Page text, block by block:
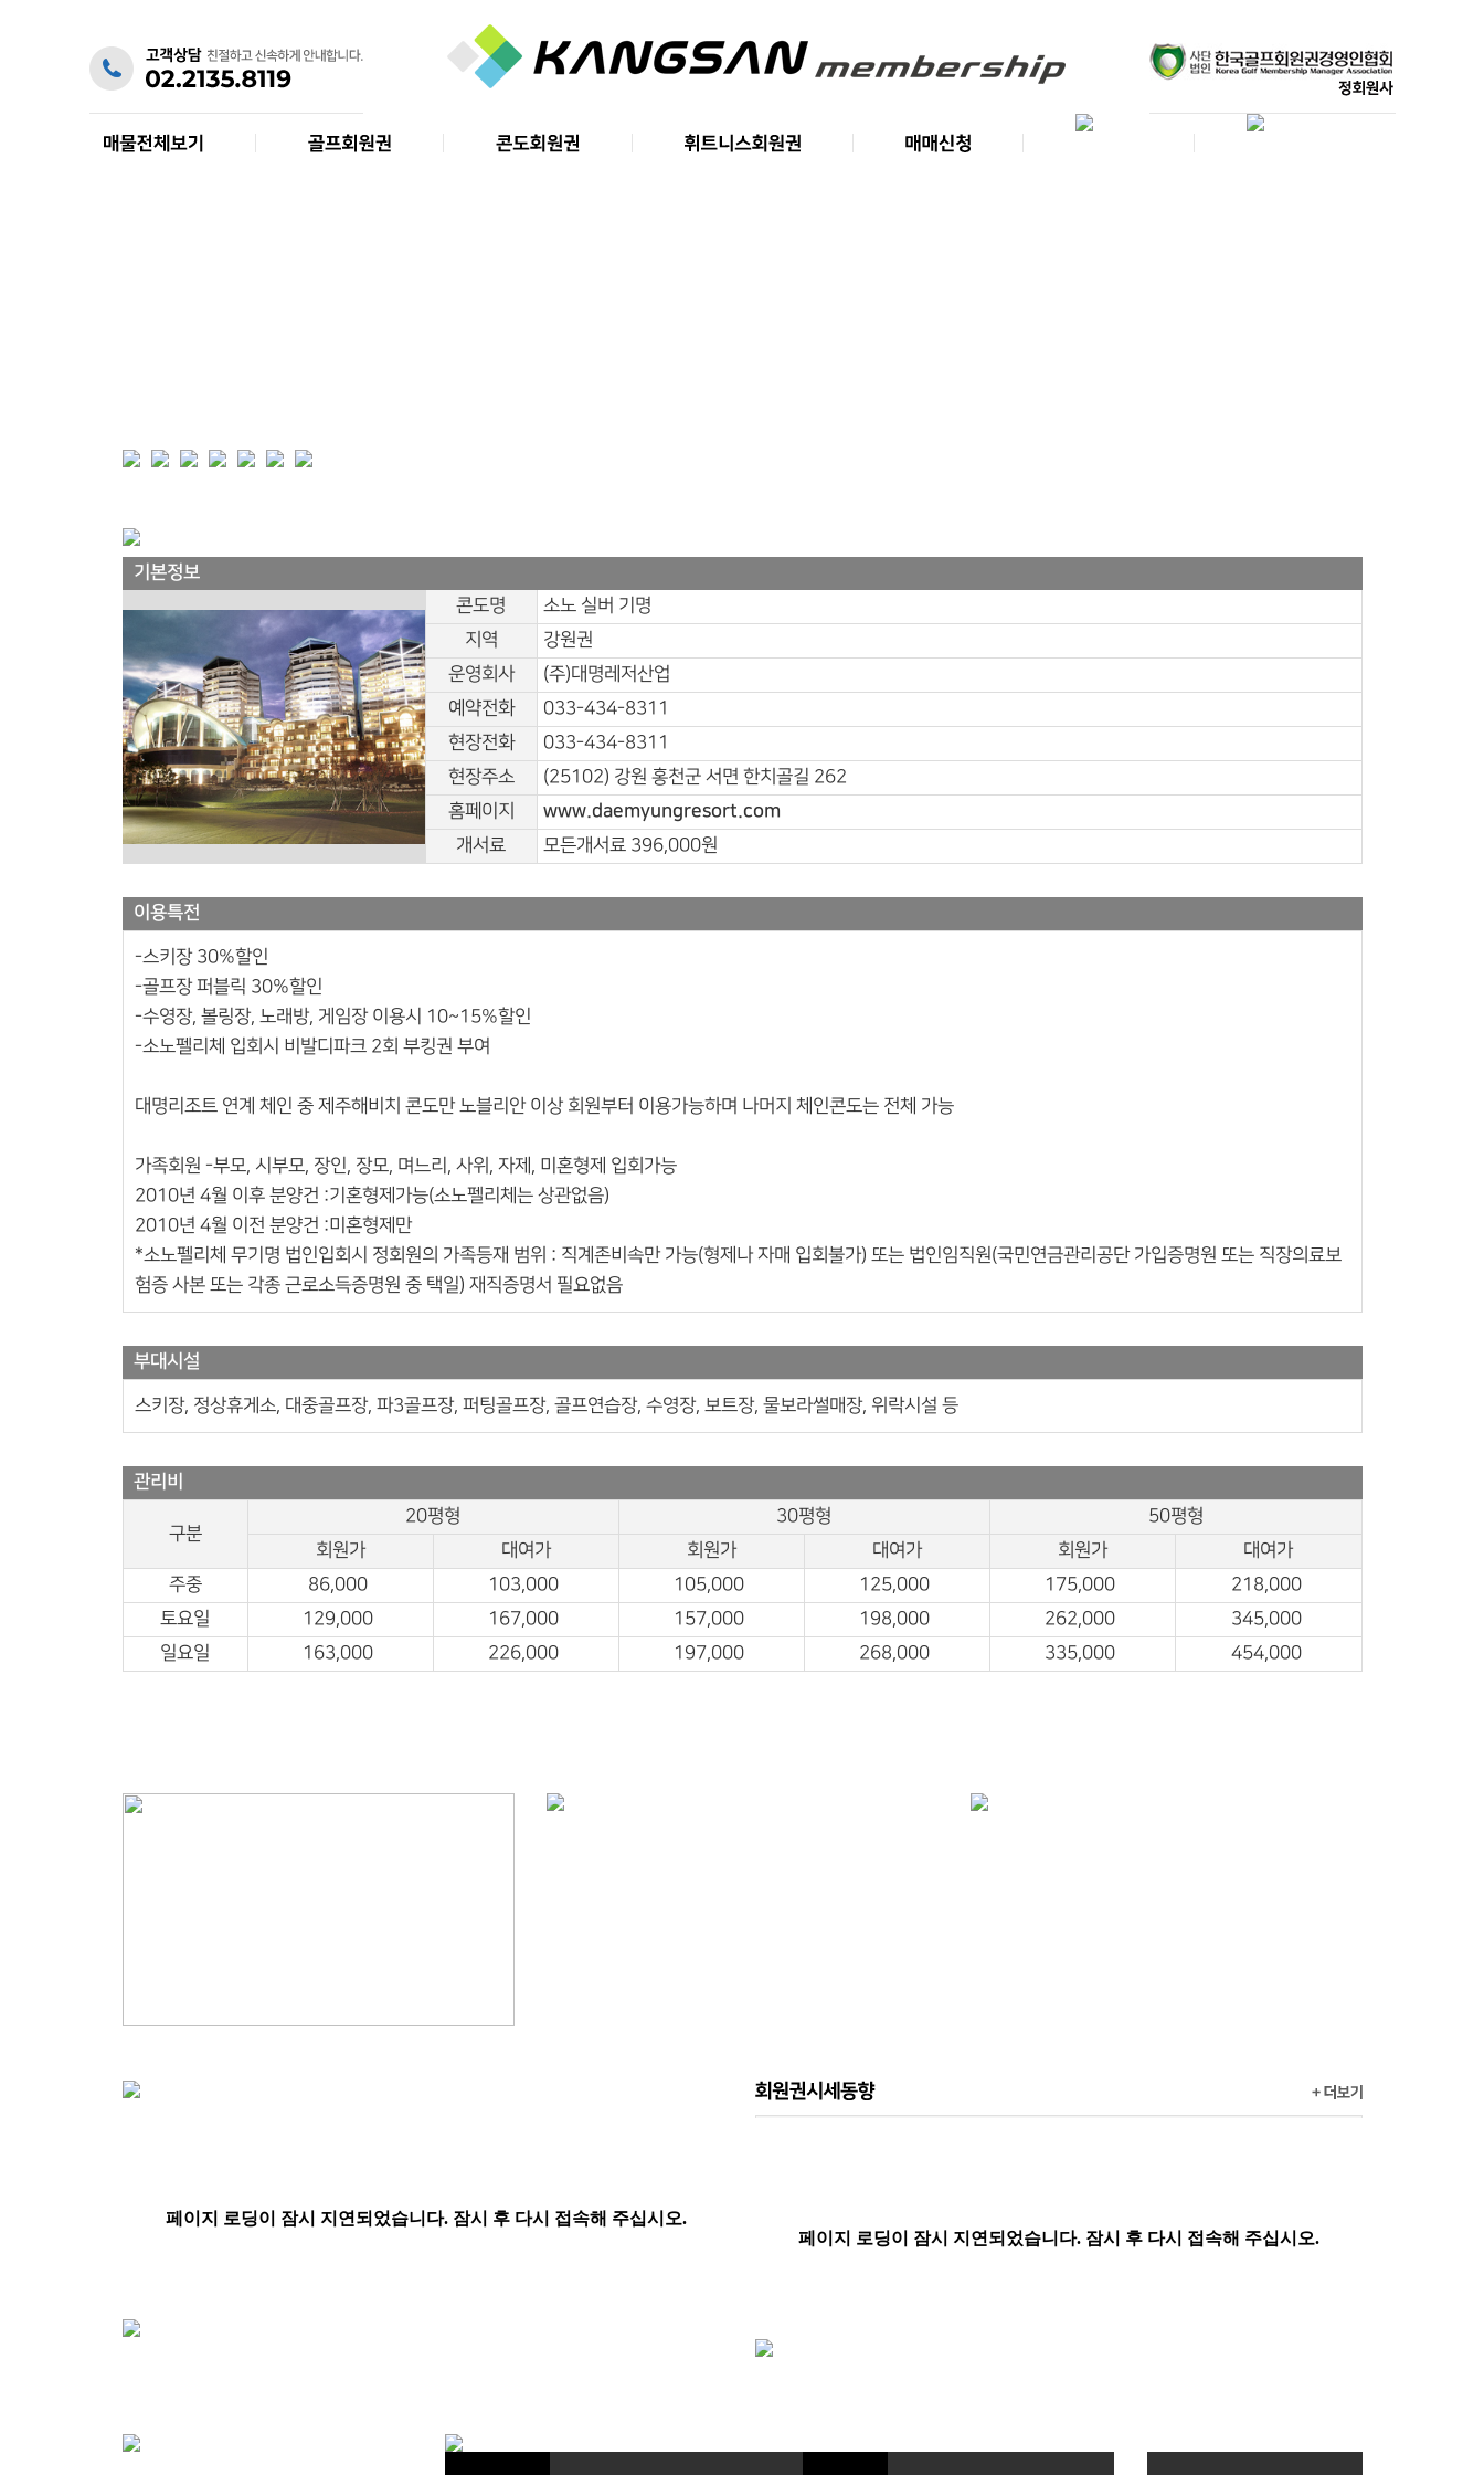
기본정보
콘도명
소노 실버 기명
지역
강원권
운영회사
(주)대명레저산업
예약전화
033-434-8311
현장전화
033-434-8311
현장주소
(25102) 강원 홍천군 서면 한치골길 262
홈페이지
www.daemyungresort.com
개서료
모든개서료 396,000원
이용특전
-스키장 30%할인
-골프장 퍼블릭 30%할인
-수영장, 볼링장, 노래방, 게임장 이용시 10~15%할인
-소노펠리체 입회시 비발디파크 2회 부킹권 부여
대명리조트 연계 체인 중 제주해비치 콘도만 노블리안 이상 회원부터 이용가능하며 나머지 체인콘도는 전체 가능
가족회원 -부모, 시부모, 장인, 장모, 며느리, 사위, 자제, 미혼형제 입회가능
2010년 4월 이후 분양건 :기혼형제가능(소노펠리체는 상관없음)
2010년 4월 이전 분양건 :미혼형제만
*소노펠리체 무기명 법인입회시 정회원의 가족등재 범위 : 직계존비속만 가능(형제나 자매 입회불가) 또는 법인임직원(국민연금관리공단 가입증명원 또는 직장의료보
험증 사본 또는 각종 근로소득증명원 중 택일) 재직증명서 필요없음
부대시설
스키장, 정상휴게소, 대중골프장, 파3골프장, 퍼팅골프장, 골프연습장, 수영장, 보트장, 물보라썰매장, 위락시설 등
관리비
구분
20평형 30평형
50평형
회원가
대여가 회원가 대여가 회원가
대여가
주중
86,000 103,000 105,000 125,000 175,000
218,000
토요일
129,000 167,000 157,000 198,000 262,000
345,000
일요일
163,000 226,000 197,000 268,000 335,000 454,000